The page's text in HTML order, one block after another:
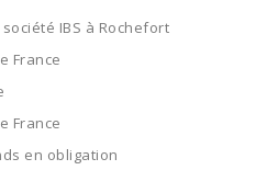
IBS à Rochefort
France
France
en obligation